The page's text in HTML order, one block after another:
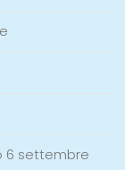
6 settembre